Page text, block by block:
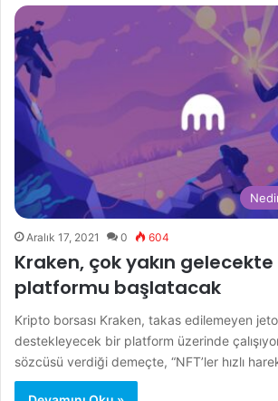
Aralık 17, 2021 0 604
Kraken, çok yakın gelecekte
platformu başlatacak
Kripto borsası Kraken, takas edilemeyen
destekleyecek bir platform üzerinde
sözcüsü verdiği demeçte, “NFT’ler hızlı